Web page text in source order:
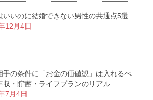
いいのに結婚できない男性の共通点5選
12月4日
手の条件に「お金の価値観」は入れるべ
収・貯蓄・ライフプランのリアル
7月4日